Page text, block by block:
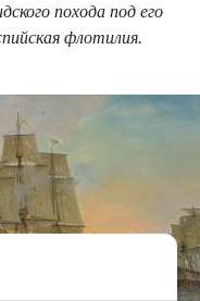
похода под его
флотилия.